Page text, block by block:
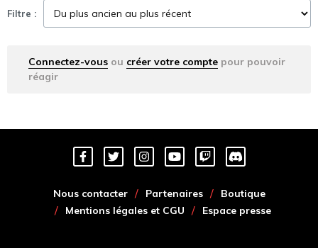
Filtre :
Connectez-vous ou créer votre compte pour pouvoir
réagir
Nous contacter Partenaires
Boutique
Mentions légales et CGU
Espace presse